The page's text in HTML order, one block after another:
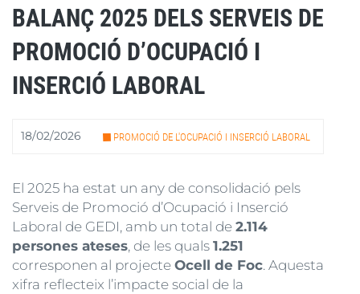
BALANÇ 2025 DELS SERVEIS DE
PROMOCIÓ D’OCUPACIÓ I
INSERCIÓ LABORAL
18/02/2026 PROMOCIÓ DE L'OCUPACIÓ I INSERCIÓ LABORAL
El 2025 ha estat un any de consolidació pels
Serveis de Promoció d’Ocupació i Inserció
Laboral de GEDI, amb un total de 2.114
persones ateses, de les quals 1.251
corresponen al projecte Ocell de Foc. Aquesta
xifra reflecteix l’impacte social de la